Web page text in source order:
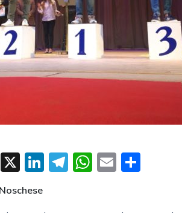
Facebook
X LinkedIn
Telegram
WhatsApp
Email